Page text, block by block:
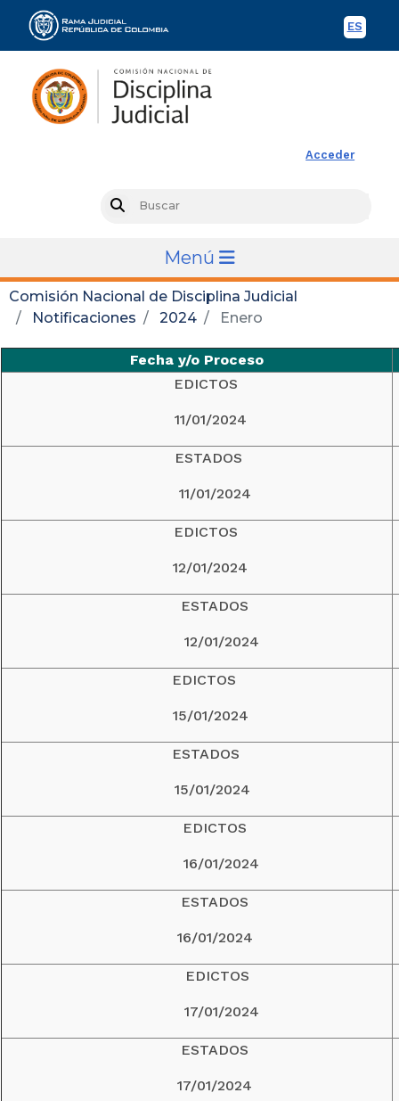
ES
Acceder
Menú
Comisión Nacional de Disciplina Judicial
Notificaciones
2024 Enero
Fecha y/o Proceso
EDICTOS
11/01/2024
ESTADOS
11/01/2024
EDICTOS
12/01/2024
ESTADOS
12/01/2024
EDICTOS
15/01/2024
ESTADOS
15/01/2024
EDICTOS
16/01/2024
ESTADOS
16/01/2024
EDICTOS
17/01/2024
ESTADOS
17/01/2024